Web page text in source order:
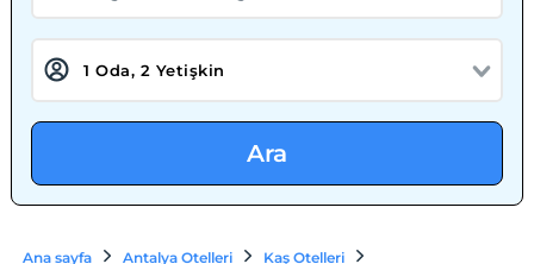
Ara
Ana sayfa Antalya Otelleri
Kaş Otelleri